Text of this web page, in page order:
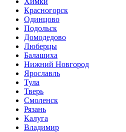
Красногорск
Одинцово
Подольск
Домодедово
Люберцы
Балашиха
Нижний Новгород
Ярославль
Тула
Тверь
Смоленск
Рязань
Калуга
Владимир